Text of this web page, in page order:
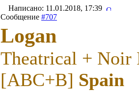
Написано: 11.01.2018, 17:39
Сообщение #707
Logan
Theatrical +
[ABC+B] Spain